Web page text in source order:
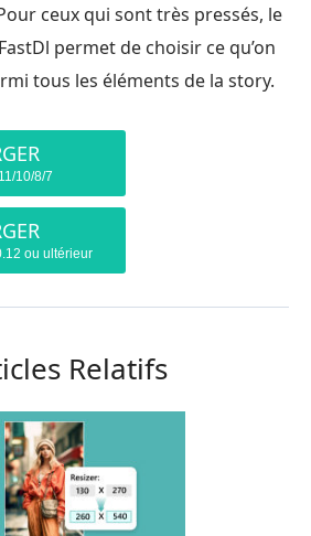
ceux qui sont très pressés, le
permet de choisir ce qu’on
tous les éléments de la story.
10/8/7
ou ultérieur
Relatifs